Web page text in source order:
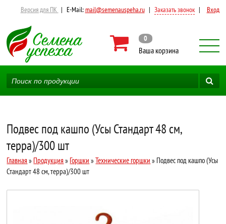
Версия для ПК | E-Mail:mail@semenauspeha.ru | Заказать звонок | Вход
0
Ваша корзина
Подвес под кашпо (Усы Стандарт 48 см,
терра)/300 шт
Главная » Продукция » Горшки »Технические горшки » Подвес под кашпо (Усы
Стандарт 48 см, терра)/300 шт